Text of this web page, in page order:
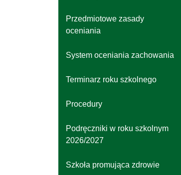
Przedmiotowe zasady
oceniania
System oceniania zachowania
Terminarz roku szkolnego
Procedury
Podręczniki w roku szkolnym
2026/2027
Szkoła promująca zdrowie